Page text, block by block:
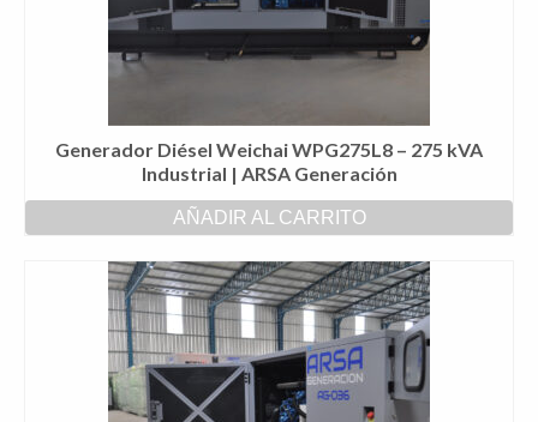
Generador Diésel Weichai WPG275L8 – 275 kVA
Industrial | ARSA Generación
AÑADIR AL CARRITO